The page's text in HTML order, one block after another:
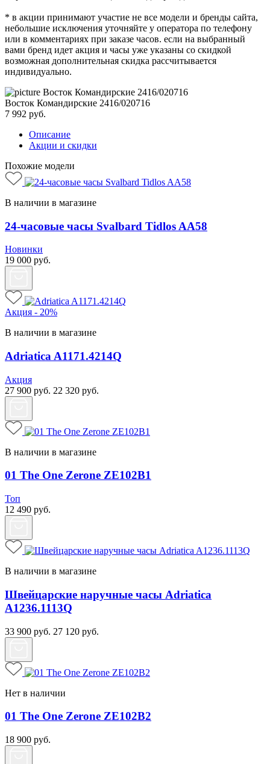
* в акции принимают участие не все модели и бренды сайта,
небольшие исключения уточняйте у оператора по телефону
или в комментариях при заказе часов. если на выбранный
вами бренд идет акция и часы уже указаны со скидкой
возможная дополнительная скидка рассчитывается
индивидуально.
Восток Командирские 2416/020716
7 992 руб.
Описание
Акции и скидки
Похожие модели
В наличии в магазине
24-часовые часы Svalbard Tidlos AA58
Новинки
19 000 руб.
Акция - 20%
В наличии в магазине
Adriatica A1171.4214Q
Акция
27 900 руб. 22 320 руб.
В наличии в магазине
01 The One Zerone ZE102B1
Топ
12 490 руб.
В наличии в магазине
Швейцарские наручные часы Adriatica
A1236.1113Q
33 900 руб. 27 120 руб.
Нет в наличии
01 The One Zerone ZE102B2
18 900 руб.